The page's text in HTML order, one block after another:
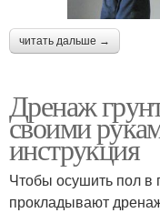
читать дальше →
Дренаж
своими
инструкция
Чтобы осушить пол в
прокладывают